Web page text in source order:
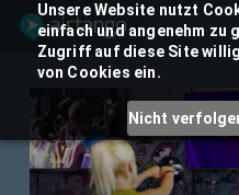
Unsere Website nutzt
einfach und angenehm zu
Zugriff auf diese Site
von Cookies ein.
Nicht
Skip
content